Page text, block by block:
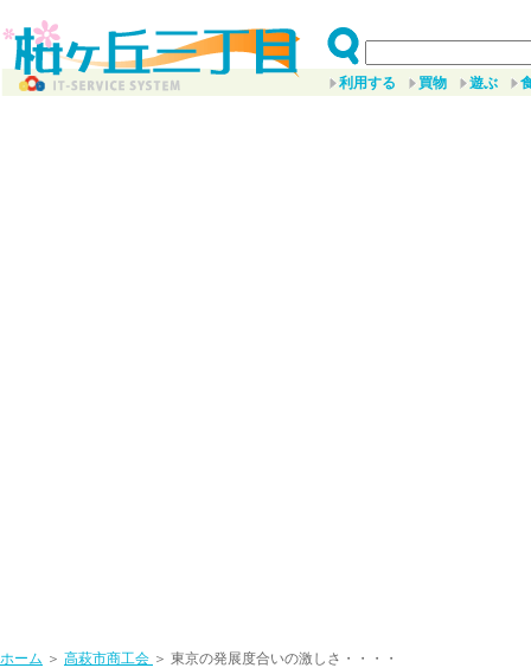
利用する 買物 遊ぶ
ホーム ＞ 高萩市商工会 ＞ 東京の発展度合いの激しさ・・・・